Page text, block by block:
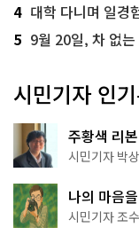
4 대학 다니며 일
5 9월 20일, 차 없는
시민기자 인
주황색 리
서울둘레길
시민기자 박
나의 마음
상작 공개!
시민기자 조